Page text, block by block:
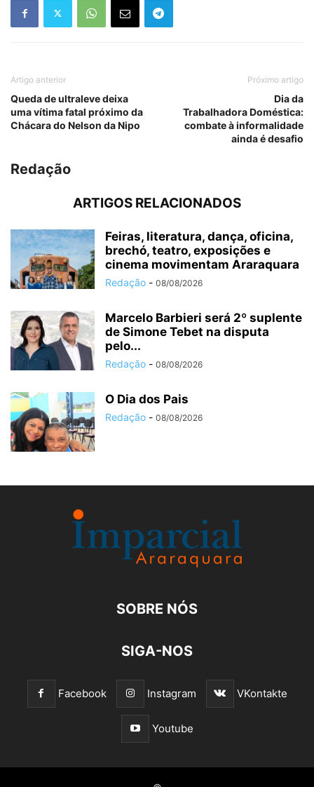
Artigo anterior
Queda de ultraleve deixa
uma vítima fatal próximo da
Chácara do Nelson da Nipo
Próximo artigo
Dia da
Trabalhadora Doméstica:
combate à informalidade
ainda é desafio
Redação
ARTIGOS RELACIONADOS
Feiras, literatura, dança, oficina,
brechó, teatro, exposições e
cinema movimentam Araraquara
Redação - 08/08/2026
Marcelo Barbieri será 2º suplente
de Simone Tebet na disputa
pelo...
Redação - 08/08/2026
O Dia dos Pais
Redação - 08/08/2026
SOBRE NÓS
SIGA-NOS
Facebook Instagram VKontakte
Youtube